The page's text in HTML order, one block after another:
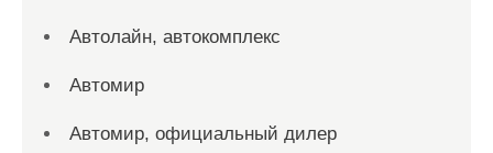
Автолайн, автокомплекс
Автомир
Автомир, официальный дилер